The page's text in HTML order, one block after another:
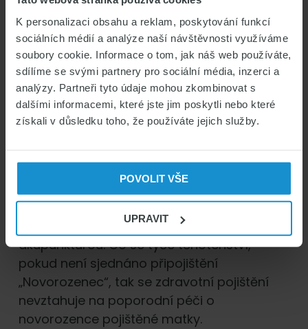
K personalizaci obsahu a reklam, poskytování funkcí
sociálních médií a analýze naší návštěvnosti využíváme
soubory cookie. Informace o tom, jak náš web používáte,
sdílíme se svými partnery pro sociální média, inzerci a
analýzy. Partneři tyto údaje mohou zkombinovat s
dalšími informacemi, které jste jim poskytli nebo které
získali v důsledku toho, že používáte jejich služby.
POVOLIT VŠE
UPRAVIT
možná sjednat připojištění pro:
Připojištění léčebných výloh v rámci
území Schengenského prostoru
Profesionální sporty
Výše limitu od 1,7 miliónu až do 2,0
miliónu Kč na jednu pojistnou událost
Výluky z komplexního zdravotního
Komplexní pojištění nepokrývá výlohy
spojené s lázeňskou péčí, homeopatií a
akupunkturou. Co se týče těhotenství,
pokud není sjednáno připojištění
„Novorozenec“, tak se zdravotní pojištění
nevztahuje na poporodní péči o
novorozence pojištěné matky.